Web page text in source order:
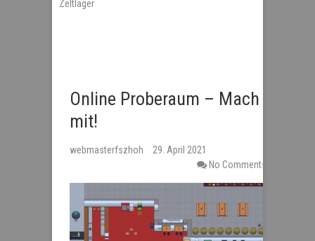
Zeltlager
Online Proberaum – Mach
mit!
webmasterfszhoh
29. April 2021
No Comments